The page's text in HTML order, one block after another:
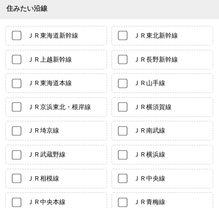
住みたい沿線
ＪＲ東海道新幹線 ＪＲ東北新幹線
ＪＲ上越新幹線 ＪＲ長野新幹線
ＪＲ東海道本線 ＪＲ山手線
ＪＲ京浜東北・根岸線 ＪＲ横須賀線
ＪＲ埼京線 ＪＲ南武線
ＪＲ武蔵野線 ＪＲ横浜線
ＪＲ相模線 ＪＲ中央線
ＪＲ中央本線 ＪＲ青梅線